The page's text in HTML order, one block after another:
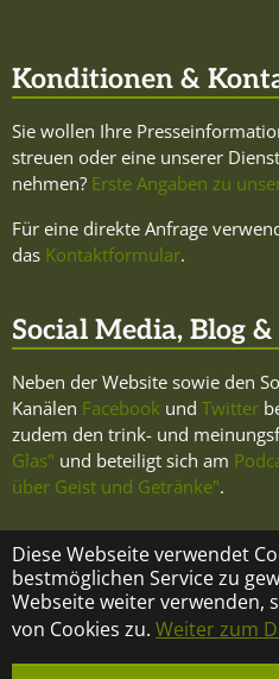
Diese Webseite verwendet
bestmöglichen Service zu
Webseite weiter verwenden,
von Cookies zu. Weiter zum
Konditionen &
Sie wollen Ihre
streuen oder eine unserer
nehmen? Erste Angaben zu
Für eine direkte Anfrage
das Kontaktformular.
Social Media, Blog
Neben der Website sowie den
Kanälen Facebook und Twitter
zudem den trink- und
Glas" und beteiligt sich am
über Geist und Getränke".
KONTAKT ÜBER MERCURIO